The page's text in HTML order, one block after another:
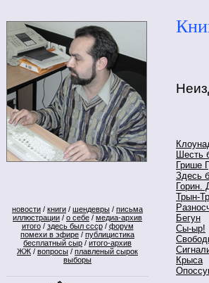
новости / книги / шендевры / письма
иллюстрации / о себе / медиа-архив
итого/ здесь был ссср/ форум
помехи в эфире / публицистика
бесплатный сыр / итого-архив
ЖЖ / вопросы / плавленый сырок
выборы
Шесть
Грише
Здесь
Горин.
Трын-
Бегун
Сы-ыр!
Крыса